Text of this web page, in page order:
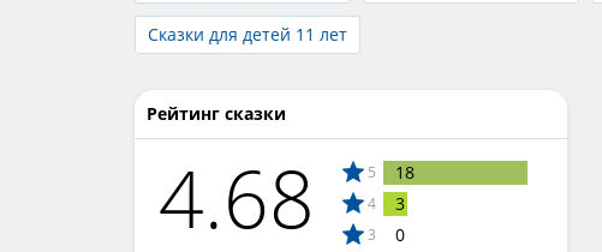
Сказки для детей 11 лет
Рейтинг сказки
4.68 5 18
4 3
3 0